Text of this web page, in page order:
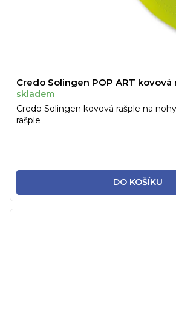
Credo Solingen POP ART kovová
skladem
DO KOŠÍKU
Credo Solingen kovová rašple na
rašple